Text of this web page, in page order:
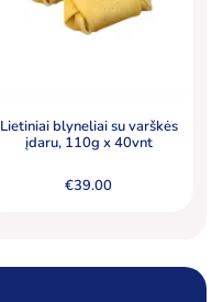
Lietiniai blyneliai su varškės
įdaru, 110g x 40vnt
€39.00